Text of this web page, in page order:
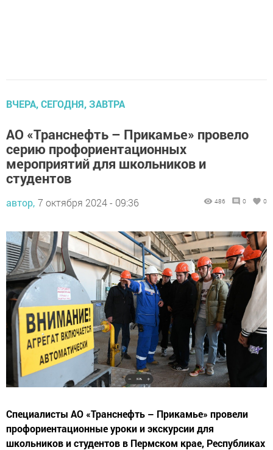
ВЧЕРА, СЕГОДНЯ, ЗАВТРА
АО «Транснефть – Прикамье» провело
серию профориентационных
мероприятий для школьников и
студентов
автор, 7 октября 2024 - 09:36 486 0 0
Специалисты АО «Транснефть – Прикамье» провели
профориентационные уроки и экскурсии для
школьников и студентов в Пермском крае, Республиках